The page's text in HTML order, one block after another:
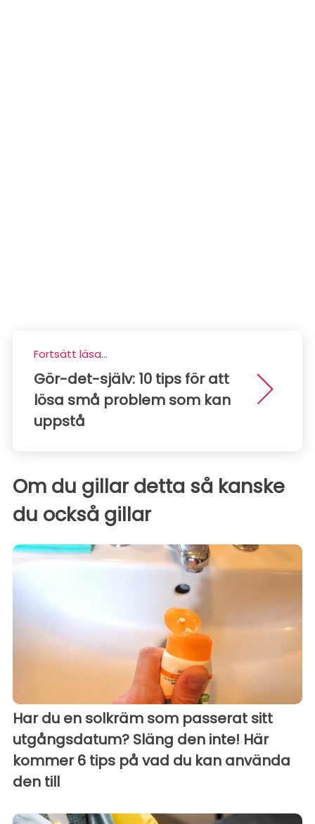
Fortsätt läsa...
Gör-det-själv: 10 tips för att
lösa små problem som kan
uppstå
Om du gillar detta så kanske
du också gillar
Har du en solkräm som passerat sitt
utgångsdatum? Släng den inte! Här
kommer 6 tips på vad du kan använda
den till